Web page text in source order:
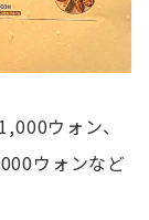
ウォン、
ウォンなど